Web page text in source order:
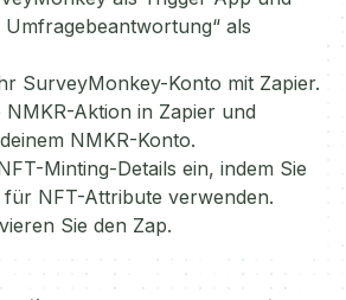
Umfragebeantwortung“ als
SurveyMonkey-Konto mit Zapier.
NMKR-Aktion in Zapier und
NMKR-Konto.
Minting-Details ein, indem Sie
NFT-Attribute verwenden.
Sie den Zap.